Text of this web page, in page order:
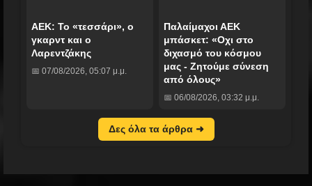
ΑΕΚ: Το «τεσσάρι», ο
γκαρντ και ο
Λαρεντζάκης
📅 07/08/2026, 05:07 μ.μ.
Παλαίμαχοι ΑΕΚ
μπάσκετ: «Οχι στο
διχασμό του κόσμου
μας - Ζητούμε σύνεση
από όλους»
📅 06/08/2026, 03:32 μ.μ.
Δες όλα τα άρθρα ➜